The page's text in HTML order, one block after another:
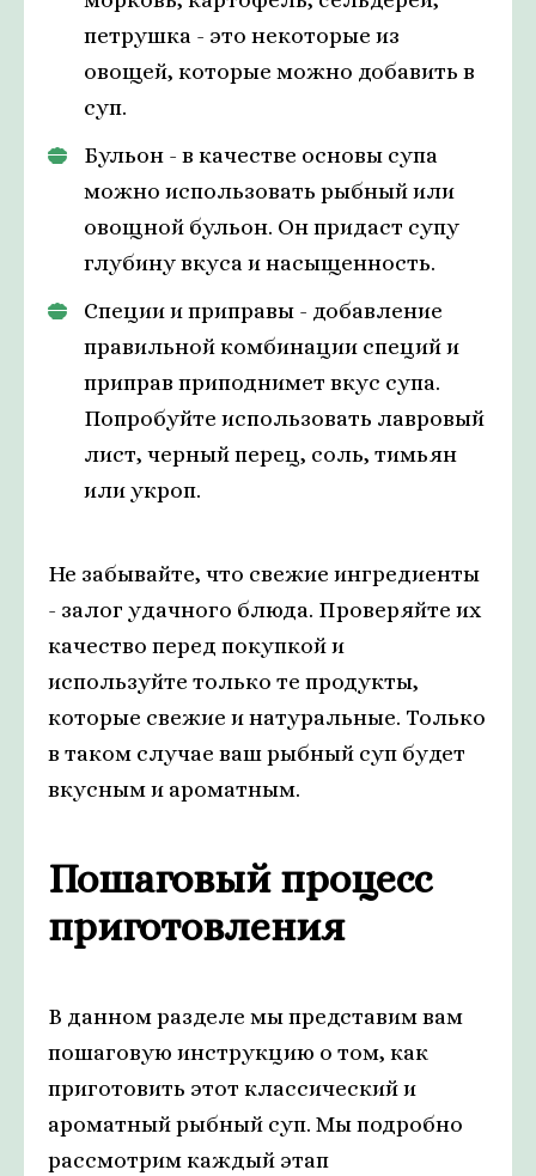
петрушка - это некоторые из
овощей, которые можно добавить в
суп.
Бульон - в качестве основы супа
можно использовать рыбный или
овощной бульон. Он придаст супу
глубину вкуса и насыщенность.
Специи и приправы - добавление
правильной комбинации специй и
приправ приподнимет вкус супа.
Попробуйте использовать лавровый
лист, черный перец, соль, тимьян
или укроп.
Не забывайте, что свежие ингредиенты
- залог удачного блюда. Проверяйте их
качество перед покупкой и
используйте только те продукты,
которые свежие и натуральные. Только
в таком случае ваш рыбный суп будет
вкусным и ароматным.
Пошаговый процесс
приготовления
В данном разделе мы представим вам
пошаговую инструкцию о том, как
приготовить этот классический и
ароматный рыбный суп. Мы подробно
рассмотрим каждый этап